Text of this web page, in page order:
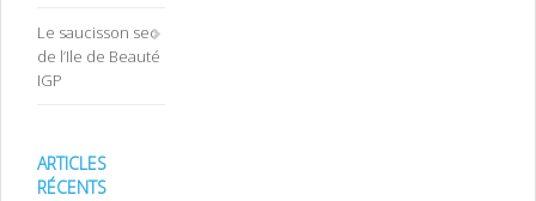
Le saucisson sec
de l’Ile de Beauté
IGP
ARTICLES
RÉCENTS